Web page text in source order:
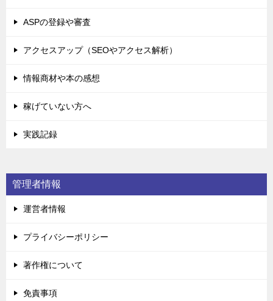
ASPの登録や審査
アクセスアップ（SEOやアクセス解析）
情報商材や本の感想
稼げていない方へ
実践記録
管理者情報
運営者情報
プライバシーポリシー
著作権について
免責事項